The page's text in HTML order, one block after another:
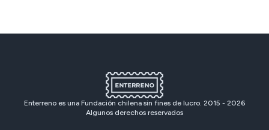
Enterreno es una Fundación chilena sin fines de lucro. 2015 - 2026
Algunos derechos reservados